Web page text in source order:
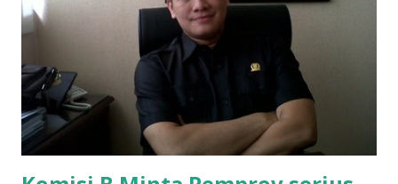
kerja sebagai pembantu rumah tangga. Tolong dibantu mas,
agar uang bisa kembali,"ungkapnya. Perihal adanya
penarikan uang iuran untuk pembangunan gedung sekolah,
dibenarkan oleh Atika Fadhilah siswa kelas XI saat
diwawancarai. "Benar, bilangnya wajib Rp 1,5 juta dan waktu
terakh...